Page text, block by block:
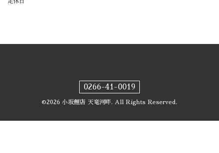
0266-41-0019
©2026 小坂鯉店 天竜河畔. All Rights Reserved.